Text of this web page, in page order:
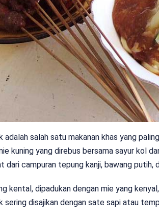
adalah salah satu makanan khas yang
kuning yang direbus bersama sayur kol
dari campuran tepung kanji, bawang putih,
kental, dipadukan dengan mie yang
sering disajikan dengan sate sapi atau